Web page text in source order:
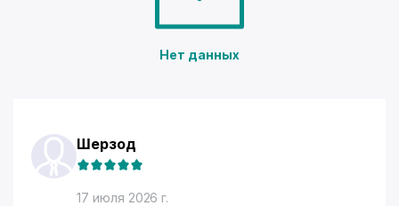
Нет данных
Шерзод
17 июля 2026 г.